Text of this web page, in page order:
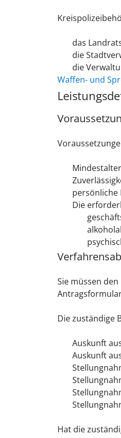
das
die
die
Waffen- und
persönliche
Die
Sie müssen
Die zuständige
Auskunft
Auskunft
Hat die